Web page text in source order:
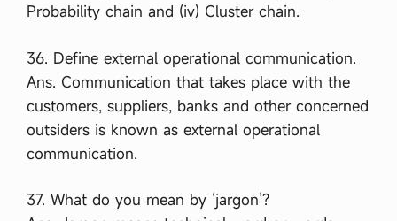
Probability chain and (iv) Cluster chain.
36. Define external operational communication.
Ans. Communication that takes place with the
customers, suppliers, banks and other concerned
outsiders is known as external operational
communication.
37. What do you mean by ‘jargon’?